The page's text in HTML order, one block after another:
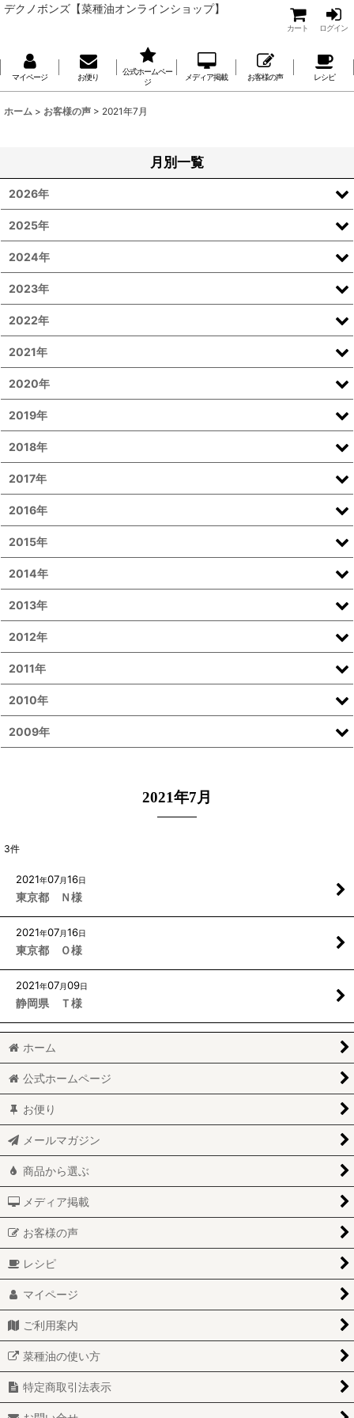
デクノボンズ【菜種油オンラインショップ】
カート ログイン
マイページ お便り
公式ホームペー
ジ
メディア掲載 お客様の声 レシピ
ホーム > お客様の声 > 2021年7月
2021年7月
3件
2021年07月16日
東京都 Ｎ様
2021年07月16日
東京都 Ｏ様
2021年07月09日
静岡県 Ｔ様
月別一覧
2026年
2025年
2024年
2023年
2022年
2021年
2020年
2019年
2018年
2017年
2016年
2015年
2014年
2013年
2012年
2011年
2010年
2009年
ホーム
公式ホームページ
お便り
メールマガジン
商品から選ぶ
メディア掲載
お客様の声
レシピ
マイページ
ご利用案内
菜種油の使い方
特定商取引法表示